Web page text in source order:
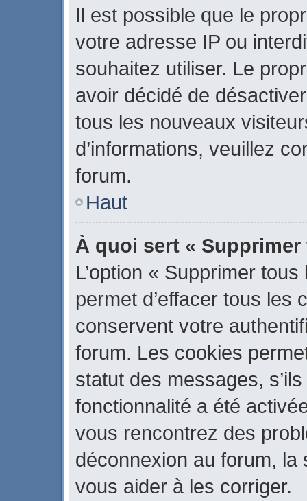
Il est possible que le
votre adresse IP ou
souhaitez utiliser. Le
avoir décidé de
tous les nouveaux
d’informations, veuillez
forum.
Haut
À quoi sert «
L’option « Supprimer
permet d’effacer tous les
conservent votre
forum. Les cookies
statut des messages,
fonctionnalité a été
vous rencontrez des
déconnexion au forum,
vous aider à les corriger.